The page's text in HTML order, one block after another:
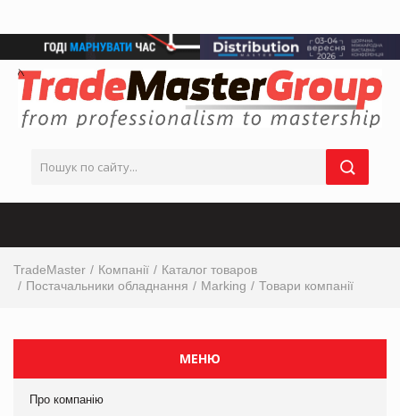
TradeMaster Компанії
Каталог товаров
Постачальники обладнання
Marking Товари компанії
МЕНЮ
Про компанію